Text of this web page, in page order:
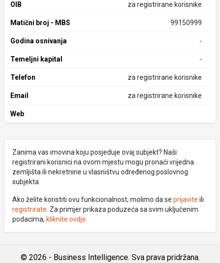
OIB za registrirane korisnike
Matični broj - MBS 99150999
Godina osnivanja -
Temeljni kapital -
Telefon za registrirane korisnike
Email za registrirane korisnike
Web
Zanima vas imovina koju posjeduje ovaj subjekt? Naši
registrirani korisnici na ovom mjestu mogu pronaći vrijedna
zemljišta ili nekretnine u vlasništvu određenog poslovnog
subjekta.
Ako želite koristiti ovu funkcionalnost, molimo da se prijavite ili
registrirate . Za primjer prikaza poduzeća sa svim uključenim
podacima, kliknite ovdje
© 2026 - Business Intelligence. Sva prava pridržana.